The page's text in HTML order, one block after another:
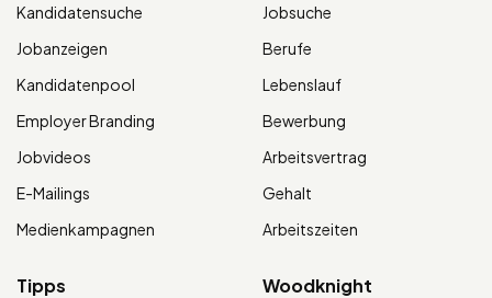
Kandidatensuche
Jobanzeigen
Kandidatenpool
Employer Branding
Jobvideos
E-Mailings
Medienkampagnen
Jobsuche
Berufe
Lebenslauf
Bewerbung
Arbeitsvertrag
Gehalt
Arbeitszeiten
Tipps Woodknight